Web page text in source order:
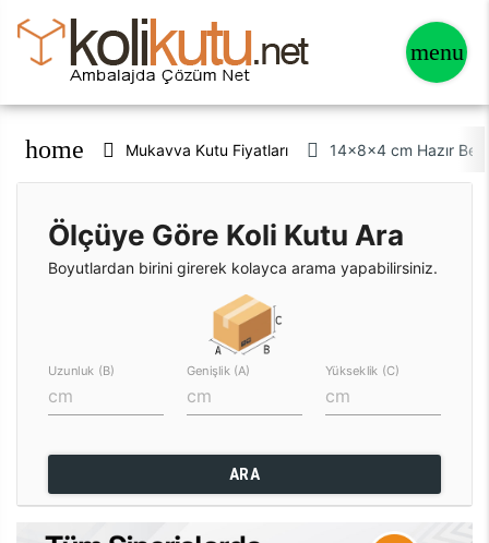
home Mukavva Kutu Fiyatları 14x8x4 cm Hazır
Ölçüye Göre Koli Kutu Ara
Boyutlardan birini girerek kolayca arama yapabilirsiniz.
Uzunluk (B) Genişlik (A) Yükseklik (C)
ARA